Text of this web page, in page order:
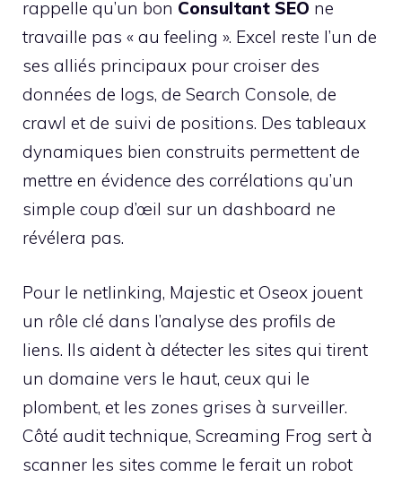
rappelle qu’un bon Consultant SEO ne
travaille pas « au feeling ». Excel reste l’un de
ses alliés principaux pour croiser des
données de logs, de Search Console, de
crawl et de suivi de positions. Des tableaux
dynamiques bien construits permettent de
mettre en évidence des corrélations qu’un
simple coup d’œil sur un dashboard ne
révélera pas.
Pour le netlinking, Majestic et Oseox jouent
un rôle clé dans l’analyse des profils de
liens. Ils aident à détecter les sites qui tirent
un domaine vers le haut, ceux qui le
plombent, et les zones grises à surveiller.
Côté audit technique, Screaming Frog sert à
scanner les sites comme le ferait un robot